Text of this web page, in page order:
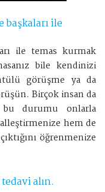
başkaları ile
ile temas kurmak
bile kendinizi
görüşme ya da
Birçok insan da
bu durumu onlarla
hem de
öğrenmenize
alın.